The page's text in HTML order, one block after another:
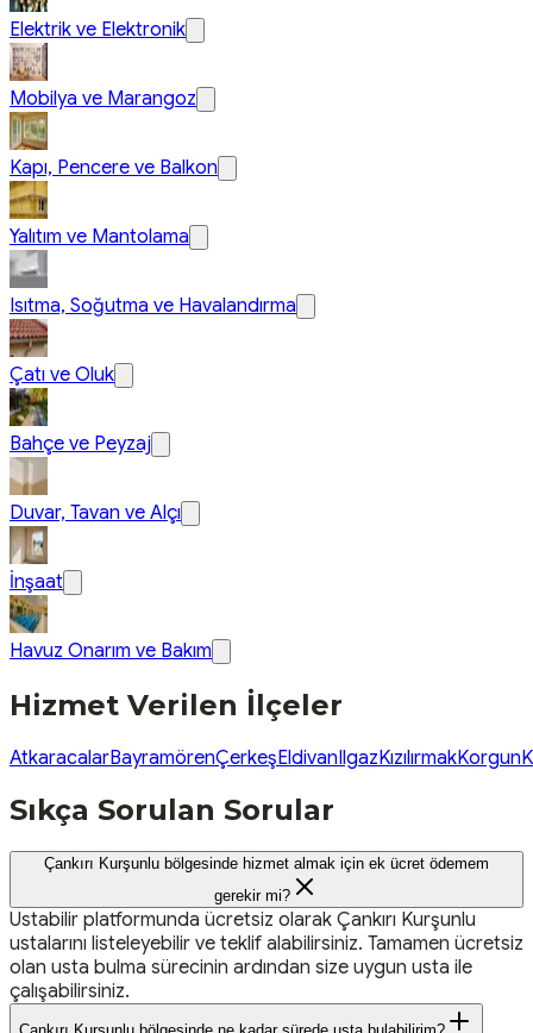
Elektrik ve Elektronik
Mobilya ve Marangoz
Kapı, Pencere ve Balkon
Yalıtım ve Mantolama
Isıtma, Soğutma ve Havalandırma
Çatı ve Oluk
Bahçe ve Peyzaj
Duvar, Tavan ve Alçı
İnşaat
Havuz Onarım ve Bakım
Hizmet Verilen İlçeler
AtkaracalarBayramörenÇerkeşEldivanIlgazKızılırmakKorgun
Sıkça Sorulan Sorular
Çankırı Kurşunlu bölgesinde hizmet almak için ek ücret ödemem
gerekir mi?
Ustabilir platformunda ücretsiz olarak Çankırı Kurşunlu
ustalarını listeleyebilir ve teklif alabilirsiniz. Tamamen ücretsiz
olan usta bulma sürecinin ardından size uygun usta ile
çalışabilirsiniz.